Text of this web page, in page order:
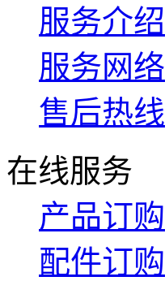
服务介绍
服务网络
售后热线
在线服务
产品订购
配件订购